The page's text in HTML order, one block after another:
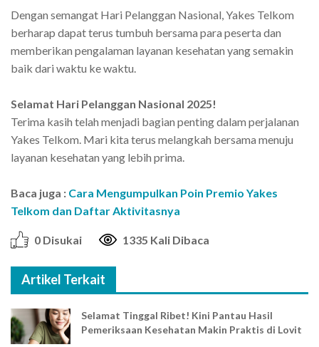
Dengan semangat Hari Pelanggan Nasional, Yakes Telkom
berharap dapat terus tumbuh bersama para peserta dan
memberikan pengalaman layanan kesehatan yang semakin
baik dari waktu ke waktu.
Selamat Hari Pelanggan Nasional 2025!
Terima kasih telah menjadi bagian penting dalam perjalanan
Yakes Telkom. Mari kita terus melangkah bersama menuju
layanan kesehatan yang lebih prima.
Baca juga : Cara Mengumpulkan Poin Premio Yakes
Telkom dan Daftar Aktivitasnya
0 Disukai 1335 Kali Dibaca
Artikel Terkait
Selamat Tinggal Ribet! Kini Pantau Hasil
Pemeriksaan Kesehatan Makin Praktis di Lovit